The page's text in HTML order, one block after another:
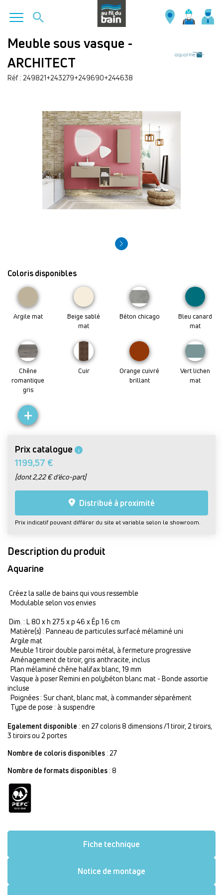
Aller
contenu
principal
Meuble sous vasque -
ARCHITECT
Réf : 249821+243279+249690+244638
Coloris disponibles
Argile mat
Beige sablé
mat
Béton chicago
Bleu canard
mat
Chêne
romantique
gris
Cuir
Orange cuivré
brillant
Vert lichen
mat
+
Prix catalogue i
1199,57 €
[dont 2,22 € d’éco-part]
Distribué à proximité
Prix indicatif pouvant différer du site et variable selon le showroom.
Description du produit
Aquarine
Créez la salle de bains qui vous ressemble
Modulable selon vos envies
Dim. : L 80 x h 27.5 x p 46 x Ép 1.6 cm
Matière(s) : Panneau de particules surfacé mélaminé uni
Argile mat
Meuble 1 tiroir double paroi métal, à fermeture progressive
Aménagement de tiroir, gris anthracite, inclus
Plan mélaminé chêne halifax blanc, 19 mm
Vasque à poser Remini en polybéton blanc mat - Bonde assortie
incluse
Poignées : Sur chant, blanc mat, à commander séparément
Type de pose : à suspendre
Egalement disponible : en 27 coloris 8 dimensions /1 tiroir, 2 tiroirs,
3 tiroirs ou 2 portes
Nombre de coloris disponibles : 27
Nombre de formats disponibles : 8
Fiche technique
Notice de montage